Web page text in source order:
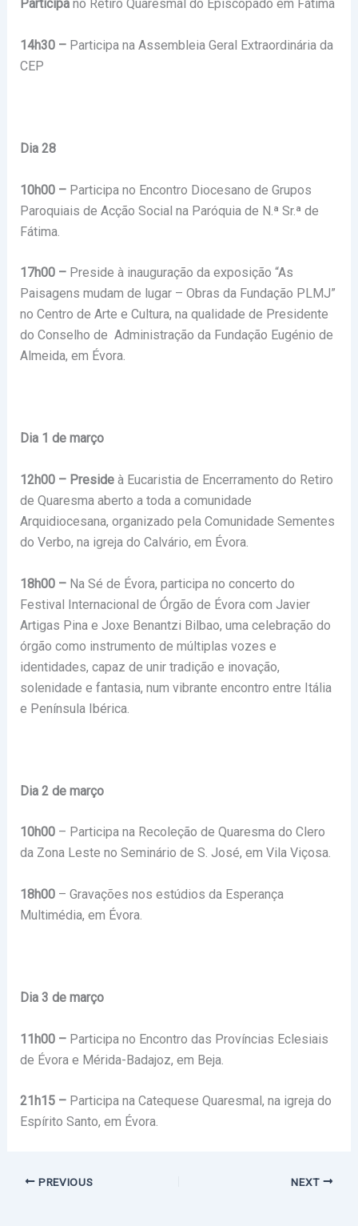
Participa no Retiro Quaresmal do Episcopado em Fátima
14h30 – Participa na Assembleia Geral Extraordinária da
CEP
Dia 28
10h00 – Participa no Encontro Diocesano de Grupos
Paroquiais de Acção Social na Paróquia de N.ª Sr.ª de
Fátima.
17h00 – Preside à inauguração da exposição “As
Paisagens mudam de lugar – Obras da Fundação PLMJ”
no Centro de Arte e Cultura, na qualidade de Presidente
do Conselho de Administração da Fundação Eugénio de
Almeida, em Évora.
Dia 1 de março
12h00 – Presideà Eucaristia de Encerramento do Retiro
de Quaresma aberto a toda a comunidade
Arquidiocesana, organizado pela Comunidade Sementes
do Verbo, na igreja do Calvário, em Évora.
18h00 –Na Sé de Évora, participa no concerto do
Festival Internacional de Órgão de Évora com Javier
Artigas Pina e Joxe Benantzi Bilbao, uma celebração do
órgão como instrumento de múltiplas vozes e
identidades, capaz de unir tradição e inovação,
solenidade e fantasia, num vibrante encontro entre Itália
e Península Ibérica.
Dia 2 de março
10h00 – Participa na Recoleção de Quaresma do Clero
da Zona Leste no Seminário de S. José, em Vila Viçosa.
18h00 – Gravações nos estúdios da Esperança
Multimédia, em Évora.
Dia 3 de março
11h00 – Participa no Encontro das Províncias Eclesiais
de Évora e Mérida-Badajoz, em Beja.
21h15 – Participa na Catequese Quaresmal, na igreja do
Espírito Santo, em Évora.
PREVIOUS NEXT